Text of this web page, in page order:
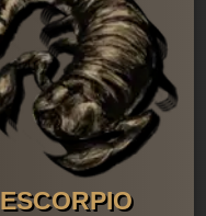
ESCORPIO